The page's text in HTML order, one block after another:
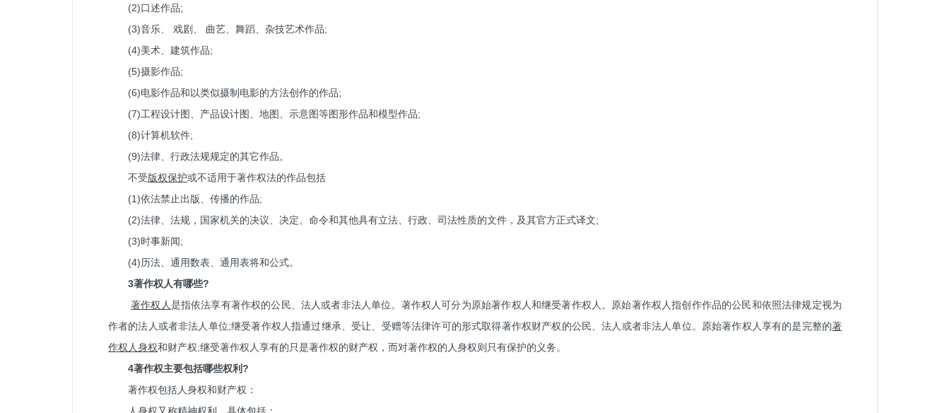
(2)口述作品;
(3)音乐、 戏剧、 曲艺、舞蹈、杂技艺术作品;
(4)美术、建筑作品;
(5)摄影作品;
(6)电影作品和以类似摄制电影的方法创作的作品;
(7)工程设计图、产品设计图、地图、示意图等图形作品和模型作品;
(8)计算机软件;
(9)法律、行政法规规定的其它作品。
不受版权保护或不适用于著作权法的作品包括
(1)依法禁止出版、传播的作品;
(2)法律、法规，国家机关的决议、决定、命令和其他具有立法、行政、司法性质的文件，及其官方正式译文;
(3)时事新闻;
(4)历法、通用数表、通用表将和公式。
3著作权人有哪些?
著作权人是指依法享有著作权的公民、法人或者非法人单位。著作权人可分为原始著作权人和继受著作权人。原始著作权人指创作作品的公民和依照法律规定视为
作者的法人或者非法人单位;继受著作权人指通过继承、受让、受赠等法律许可的形式取得著作权财产权的公民、法人或者非法人单位。原始著作权人享有的是完整的著
作权人身权和财产权;继受著作权人享有的只是著作权的财产权，而对著作权的人身权则只有保护的义务。
4著作权主要包括哪些权利?
著作权包括人身权和财产权：
人身权又称精神权利，具体包括：